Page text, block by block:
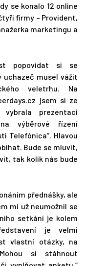
se konalo 12 online
firmy – Provident,
marketingu a
popovídat si se
uchazeč musel vážit
veletrhu. Na
jsem si ze
vybrala prezentaci
výběrové řízení
Telefónica“. Hlavou
Bude se mluvit,
tak kolik nás bude
přednášky, ale
mi už neumožnil se
setkání je kolem
je velmi
vlastní otázky, na
si stáhnout